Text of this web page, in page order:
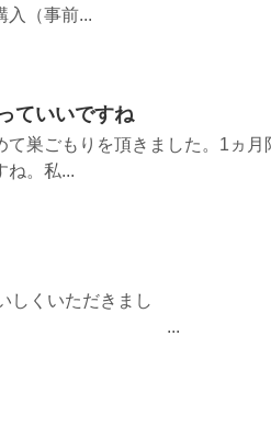
入（事前...
ていいですね
巣ごもりを頂きました。1ヵ月
ね。私...
しくいただきまし
...